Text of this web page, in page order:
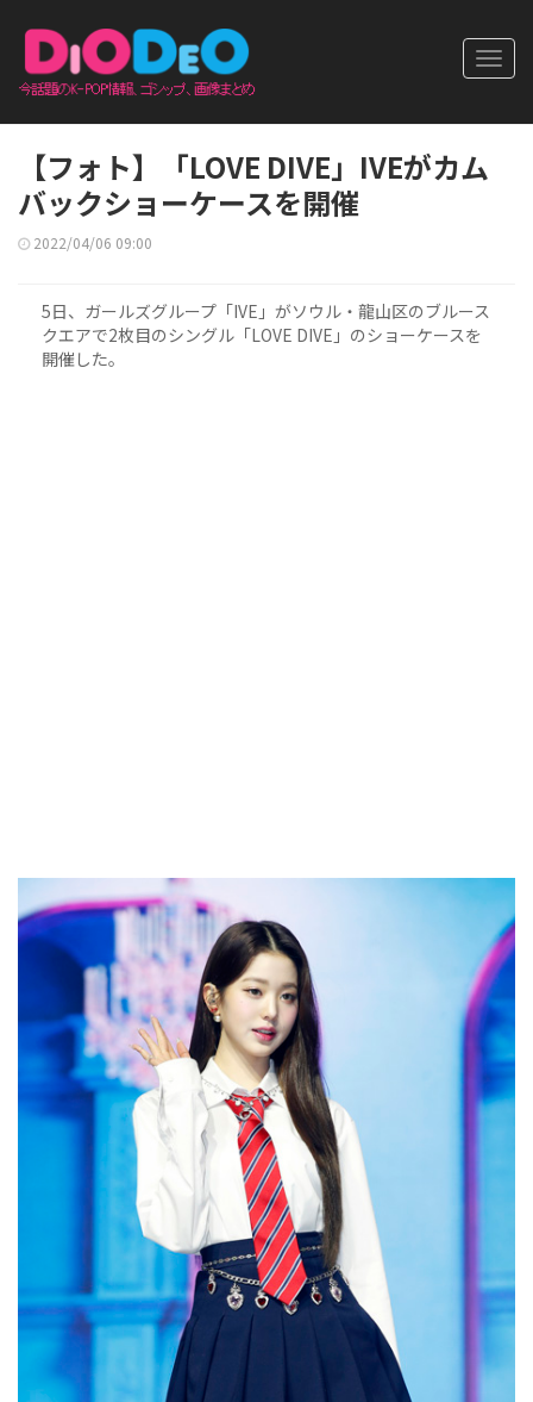
【フォト】「LOVE DIVE」IVEがカム
バックショーケースを開催
2022/04/06 09:00
5日、ガールズグループ「IVE」がソウル・龍山区のブルース
クエアで2枚目のシングル「LOVE DIVE」のショーケースを
開催した。